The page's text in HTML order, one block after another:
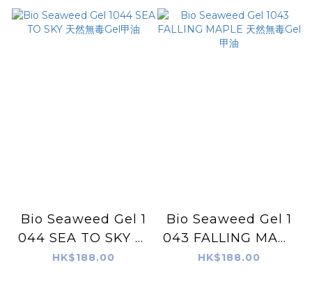
Bio Seaweed Gel 1
044 SEA TO SKY 天
然無毒Gel甲油
HK$188.00
Bio Seaweed Gel 1
043 FALLING MAPL
E 天然無毒Gel甲油
HK$188.00